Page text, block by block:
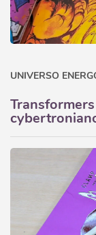
UNIVERSO